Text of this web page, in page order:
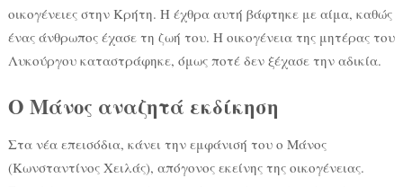
οικογένειες στην Κρήτη. Η έχθρα αυτή βάφτηκε με αίμα, καθώς
ένας άνθρωπος έχασε τη ζωή του. Η οικογένεια της μητέρας του
Λυκούργου καταστράφηκε, όμως ποτέ δεν ξέχασε την αδικία.
Ο Μάνος αναζητά εκδίκηση
Στα νέα επεισόδια, κάνει την εμφάνισή του ο Μάνος
(Κωνσταντίνος Χειλάς), απόγονος εκείνης της οικογένειας.